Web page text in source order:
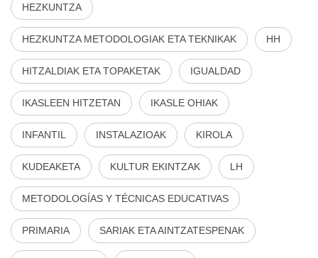
HEZKUNTZA
HEZKUNTZA METODOLOGIAK ETA TEKNIKAK HH
HITZALDIAK ETA TOPAKETAK IGUALDAD
IKASLEEN HITZETAN IKASLE OHIAK
INFANTIL INSTALAZIOAK KIROLA
KUDEAKETA KULTUR EKINTZAK LH
METODOLOGÍAS Y TÉCNICAS EDUCATIVAS
PRIMARIA SARIAK ETA AINTZATESPENAK